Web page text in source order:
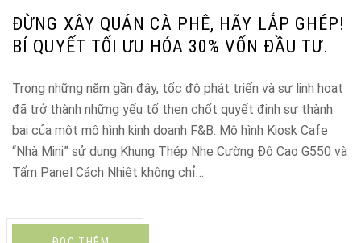
ĐỪNG XÂY QUÁN CÀ PHÊ, HÃY LẮP GHÉP!
BÍ QUYẾT TỐI ƯU HÓA 30% VỐN ĐẦU TƯ.
Trong những năm gần đây, tốc độ phát triển và sự linh hoạt
đã trở thành những yếu tố then chốt quyết định sự thành
bại của một mô hình kinh doanh F&B. Mô hình Kiosk Cafe
“Nhà Mini” sử dụng Khung Thép Nhẹ Cường Độ Cao G550 và
Tấm Panel Cách Nhiệt không chỉ…